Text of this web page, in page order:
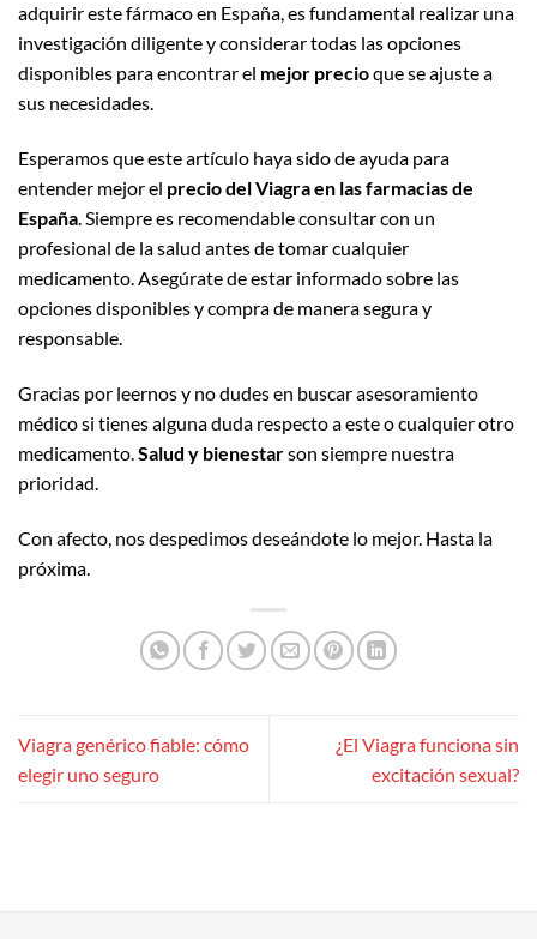
adquirir este fármaco en España, es fundamental realizar una
investigación diligente y considerar todas las opciones
disponibles para encontrar el mejor precioque se ajuste a
sus necesidades.
Esperamos que este artículo haya sido de ayuda para
entender mejor el precio del Viagra en las farmacias de
España. Siempre es recomendable consultar con un
profesional de la salud antes de tomar cualquier
medicamento. Asegúrate de estar informado sobre las
opciones disponibles y compra de manera segura y
responsable.
Gracias por leernos y no dudes en buscar asesoramiento
médico si tienes alguna duda respecto a este o cualquier otro
medicamento.Salud y bienestarson siempre nuestra
prioridad.
Con afecto, nos despedimos deseándote lo mejor. Hasta la
próxima.
Viagra genérico fiable: cómo
elegir uno seguro
¿El Viagra funciona sin
excitación sexual?